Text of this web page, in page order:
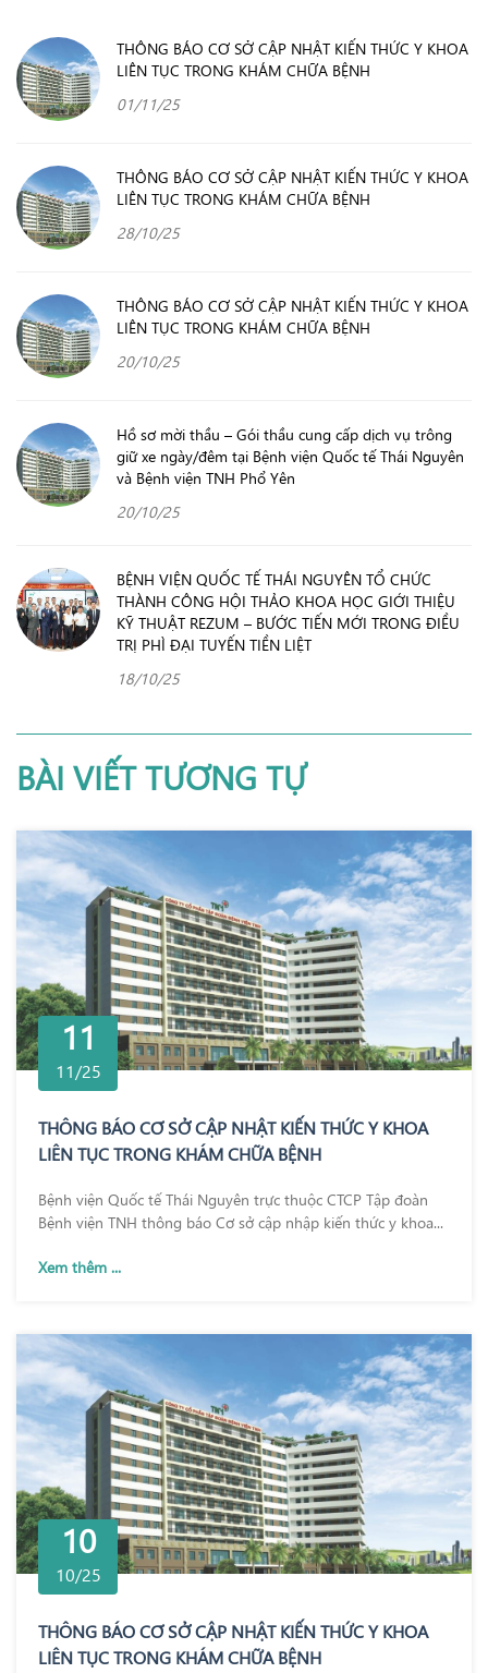
THÔNG BÁO CƠ SỞ CẬP NHẬT KIẾN THỨC Y KHOA
LIÊN TỤC TRONG KHÁM CHỮA BỆNH
01/11/25
THÔNG BÁO CƠ SỞ CẬP NHẬT KIẾN THỨC Y KHOA
LIÊN TỤC TRONG KHÁM CHỮA BỆNH
28/10/25
THÔNG BÁO CƠ SỞ CẬP NHẬT KIẾN THỨC Y KHOA
LIÊN TỤC TRONG KHÁM CHỮA BỆNH
20/10/25
Hồ sơ mời thầu – Gói thầu cung cấp dịch vụ trông
giữ xe ngày/đêm tại Bệnh viện Quốc tế Thái Nguyên
và Bệnh viện TNH Phổ Yên
20/10/25
BỆNH VIỆN QUỐC TẾ THÁI NGUYÊN TỔ CHỨC
THÀNH CÔNG HỘI THẢO KHOA HỌC GIỚI THIỆU
KỸ THUẬT REZUM – BƯỚC TIẾN MỚI TRONG ĐIỀU
TRỊ PHÌ ĐẠI TUYẾN TIỀN LIỆT
18/10/25
BÀI VIẾT TƯƠNG TỰ
11
11/25
THÔNG BÁO CƠ SỞ CẬP NHẬT KIẾN THỨC Y KHOA
LIÊN TỤC TRONG KHÁM CHỮA BỆNH
Bệnh viện Quốc tế Thái Nguyên trực thuộc CTCP Tập đoàn
Bệnh viện TNH thông báo Cơ sở cập nhập kiến thức y khoa...
Xem thêm ...
10
10/25
THÔNG BÁO CƠ SỞ CẬP NHẬT KIẾN THỨC Y KHOA
LIÊN TỤC TRONG KHÁM CHỮA BỆNH